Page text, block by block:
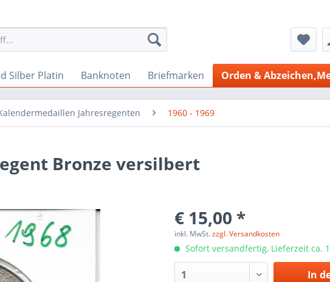
Silber Platin Banknoten Briefmarken Orden &
Jahresregenten 1960 - 1969
Bronze versilbert
€ 15,00 *
inkl. MwSt.zzgl. Versandkosten
Sofort versandfertig, Lieferzeit ca.
In